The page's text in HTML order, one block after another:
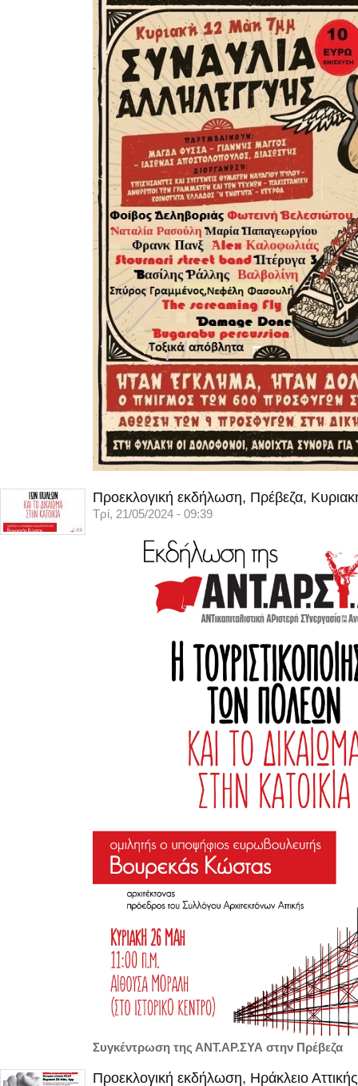
Προεκλογική εκδήλωση, Πρέβεζα,
Τρί, 21/05/2024 - 09:39
Συγκέντρωση της ΑΝΤ.ΑΡ.ΣΥΑ στην Πρέβεζα
Προεκλογική εκδήλωση, Ηράκλειο